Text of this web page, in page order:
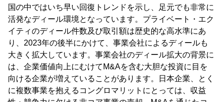
国の中ではいち早い回復トレンドを示し、足元でも非常に
活発なディール環境となっています。プライベート・エク
イティのディール件数及び取引額は歴史的な高水準にあ
り、2023年の後半にかけて、事業会社によるディールも
大きく拡大しています。事業会社のディール拡大の背景に
は、企業価値向上にむけてM&Aを含む大胆な投資に目を
向ける企業が増えていることがあります。日本企業、とく
に複数事業を抱えるコングロマリットにとっては、収益